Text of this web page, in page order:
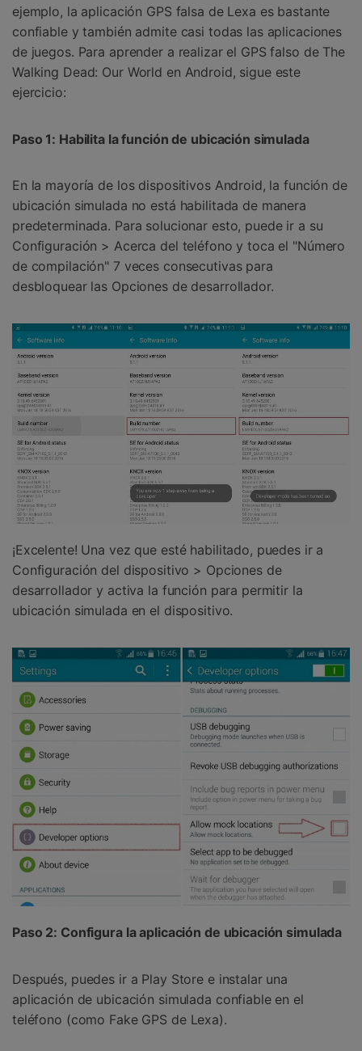
ejemplo, la aplicación GPS falsa de Lexa es bastante
confiable y también admite casi todas las aplicaciones
de juegos. Para aprender a realizar el GPS falso de The
Walking Dead: Our World en Android, sigue este
ejercicio:
Paso 1: Habilita la función de ubicación simulada
En la mayoría de los dispositivos Android, la función de
ubicación simulada no está habilitada de manera
predeterminada. Para solucionar esto, puede ir a su
Configuración > Acerca del teléfono y toca el "Número
de compilación" 7 veces consecutivas para
desbloquear las Opciones de desarrollador.
¡Excelente! Una vez que esté habilitado, puedes ir a
Configuración del dispositivo > Opciones de
desarrollador y activa la función para permitir la
ubicación simulada en el dispositivo.
Paso 2: Configura la aplicación de ubicación simulada
Después, puedes ir a Play Store e instalar una
aplicación de ubicación simulada confiable en el
teléfono (como Fake GPS de Lexa).